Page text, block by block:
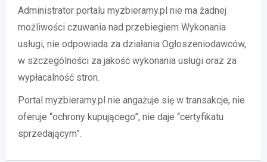
Administrator portalu myzbieramy.pl nie ma żadnej
możliwości czuwania nad przebiegiem Wykonania
usługi, nie odpowiada za działania Ogłoszeniodawców,
w szczególności za jakość wykonania usługi oraz za
wypłacalność stron.
Portal myzbieramy.pl nie angażuje się w transakcje, nie
oferuje “ochrony kupującego”, nie daje “certyfikatu
sprzedającym”.